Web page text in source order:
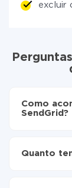
excluir
Como
SendGrid?
SendGrid
Quanto